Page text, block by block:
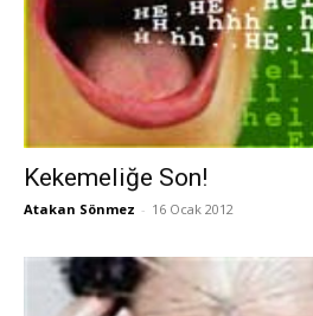
Kekemeliğe Son!
Atakan Sönmez - 16 Ocak 2012